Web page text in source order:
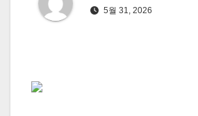
5월 31, 2026